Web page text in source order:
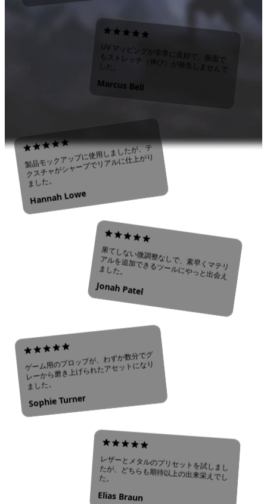
UV マッピングが非常に良好で、曲面で
もストレッチ（伸び）が発生しませんで
した。
Marcus Bell
製品モックアップに使用しましたが、テ
クスチャがシャープでリアルに仕上がり
ました。
Hannah Lowe
果てしない微調整なしで、素早くマテリ
アルを追加できるツールにやっと出会え
ました。
Jonah Patel
ゲーム用のプロップが、わずか数分でグ
レーから磨き上げられたアセットになり
ました。
Sophie Turner
レザーとメタルのプリセットを試しましたが、どちらも期待以上の出来栄えでした。
Elias Braun